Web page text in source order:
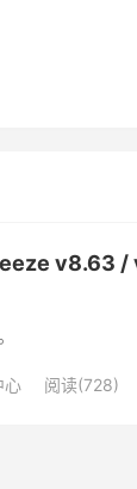
v8.63
心 阅读(728)